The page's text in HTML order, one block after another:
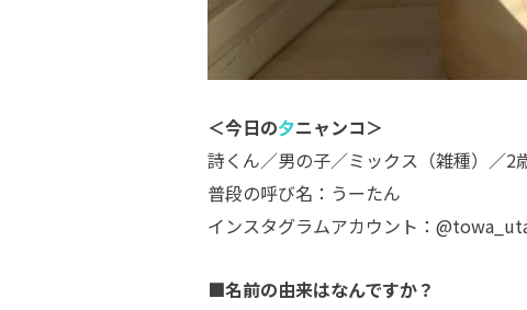
＜今日の夕ニャンコ＞
詩くん／男の子／ミックス（雑種）／2
普段の呼び名：うーたん
インスタグラムアカウント：
■名前の由来はなんですか？